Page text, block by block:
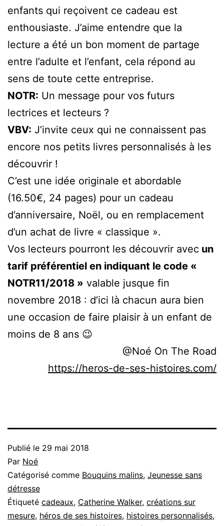
enfants qui reçoivent ce cadeau est
enthousiaste. J’aime entendre que la
lecture a été un bon moment de partage
entre l’adulte et l’enfant, cela répond au
sens de toute cette entreprise.
NOTR: Un message pour vos futurs
lectrices et lecteurs ?
VBV: J’invite ceux qui ne connaissent pas
encore nos petits livres personnalisés à les
découvrir !
C’est une idée originale et abordable
(16.50€, 24 pages) pour un cadeau
d’anniversaire, Noël, ou en remplacement
d’un achat de livre « classique ».
Vos lecteurs pourront les découvrir avec un
tarif préférentiel en indiquant le code «
NOTR11/2018 » valable jusque fin
novembre 2018 : d’ici là chacun aura bien
une occasion de faire plaisir à un enfant de
moins de 8 ans 😉
@Noé On The Road
https://heros-de-ses-histoires.com/
Publié le 29 mai 2018
Par Noé
Catégorisé comme Bouquins malins, Jeunesse sans
détresse
Étiqueté cadeaux, Catherine Walker, créations sur
mesure, héros de ses histoires, histoires personnalisés,